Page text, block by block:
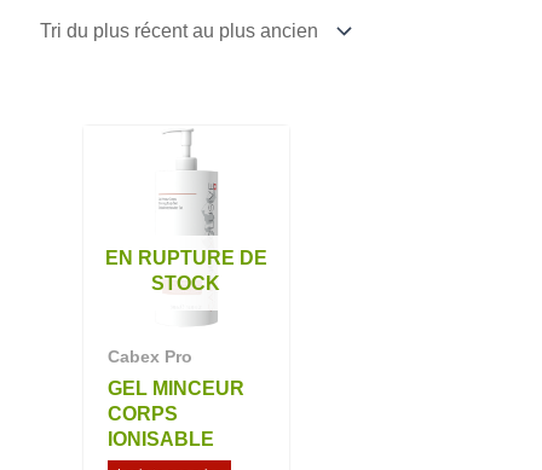
EN RUPTURE DE
STOCK
Cabex Pro
GEL MINCEUR
CORPS
IONISABLE